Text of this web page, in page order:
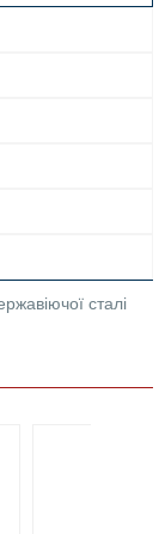
сталі